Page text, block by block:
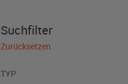
Suchfilter
Zurücksetzen
TYP